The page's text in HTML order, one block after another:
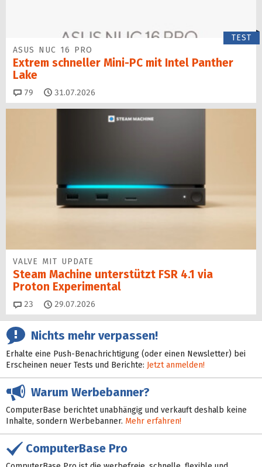
TEST
ASUS NUC 16 PRO
Extrem schneller Mini-PC mit Intel Panther
Lake
79 Kommentare
31.07.2026
VALVE MIT UPDATE
Steam Machine unterstützt FSR 4.1 via
Proton Experimental
23 Kommentare
29.07.2026
Nichts mehr verpassen!
Erhalte eine Push-Benachrichtigung (oder einen Newsletter) bei
Erscheinen neuer Tests und Berichte: Jetzt anmelden!
Warum Werbebanner?
ComputerBase berichtet unabhängig und verkauft deshalb keine
Inhalte, sondern Werbebanner. Mehr erfahren!
ComputerBase Pro